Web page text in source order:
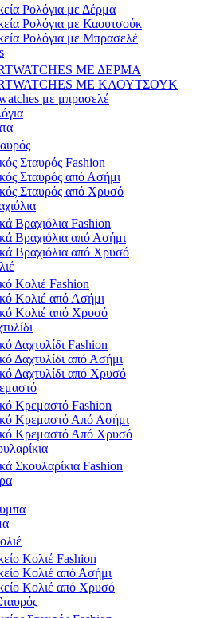
Ρολόγια με Δέρμα
Ρολόγια με Καουτσούκ
Ρολόγια με Μπρασελέ
ΜΕ ΔΕΡΜΑ
ΜΕ ΚΑΟΥΤΣΟΥΚ
με μπρασελέ
Σταυρός Fashion
Σταυρός από Ασήμι
Σταυρός από Χρυσό
Βραχιόλια Fashion
Βραχιόλια από Ασήμι
Βραχιόλια από Χρυσό
Κολιέ Fashion
Κολιέ από Ασήμι
Κολιέ από Χρυσό
Δαχτυλίδι Fashion
Δαχτυλίδι από Ασήμι
Δαχτυλίδι από Χρυσό
Κρεμαστό Fashion
Κρεμαστό Από Ασήμι
Κρεμαστό Από Χρυσό
Σκουλαρίκια Fashion
Κολιέ Fashion
Κολιέ από Ασήμι
Κολιέ από Χρυσό